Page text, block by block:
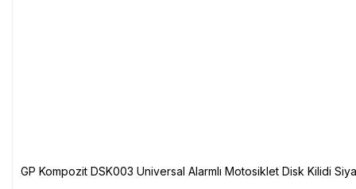
GP Kompozit DSK003 Universal Alarmlı Motosiklet Disk Kilidi